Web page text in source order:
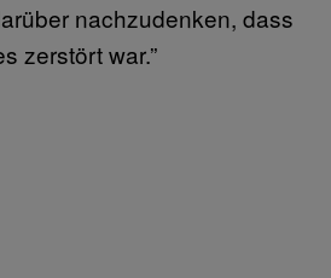
nachzudenken, dass
zerstört war.”